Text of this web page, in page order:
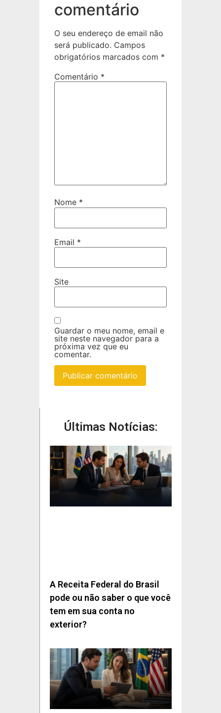
comentário
O seu endereço de email não
será publicado. Campos
obrigatórios marcados com *
Comentário *
Nome *
Email *
Site
Guardar o meu nome, email e
site neste navegador para a
próxima vez que eu
comentar.
Últimas Notícias:
A Receita Federal do Brasil
pode ou não saber o que você
tem em sua conta no
exterior?